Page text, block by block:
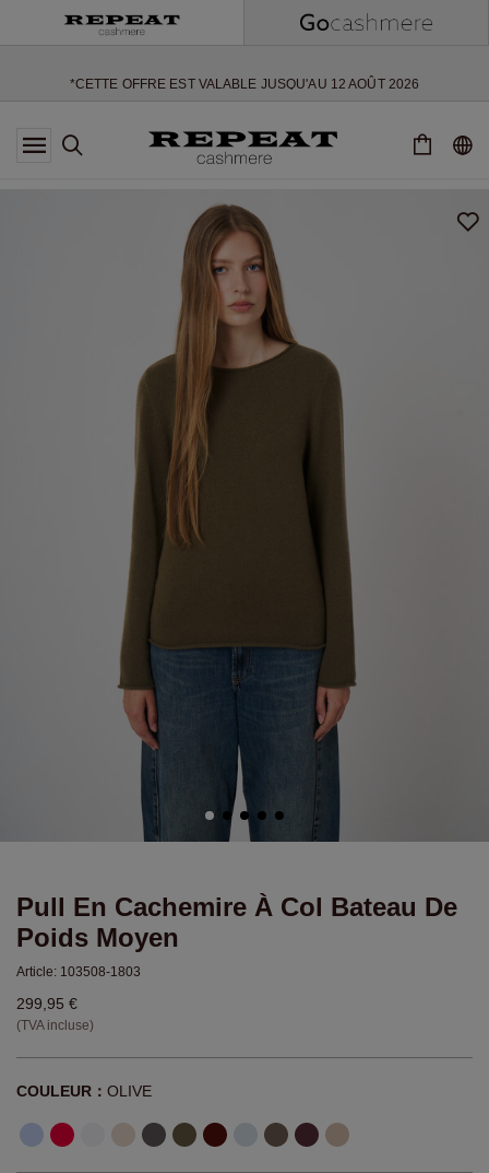
*CETTE OFFRE EST VALABLE JUSQU'AU 12 AOÛT 2026
*NON VALABLE SUR LIMITED EDITION
*EXCEPTIONS PEUVENT S'APPLIQUER
SAISON À VENIR
EXTRA 10% OFF SALE
Pull En Cachemire À Col Bateau De
Poids Moyen
Article: 103508-1803
299,95 €
(TVA incluse)
COULEUR： OLIVE